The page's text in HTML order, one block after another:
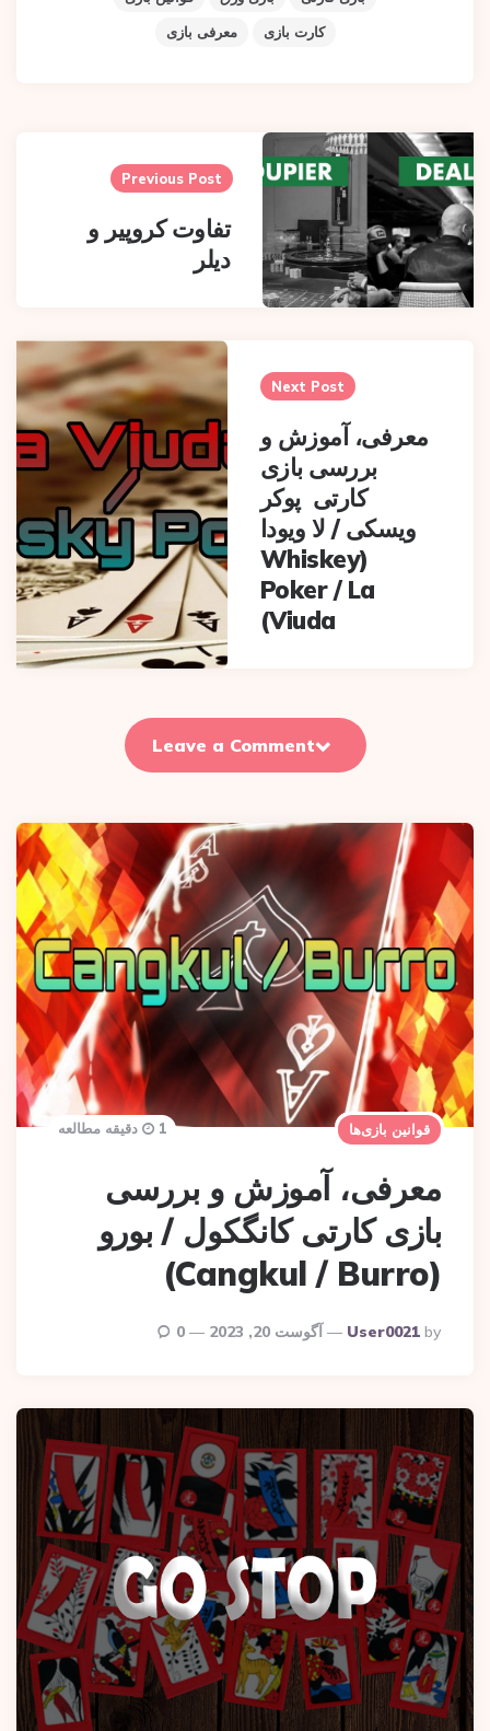
کارت بازی
معرفی بازی
Post
navigation
Previous Post
تفاوت کروپیر و
دیلر
Next Post
معرفی، آموزش و
بررسی بازی
کارتی پوکر
ویسکی / لا ویودا
(Whiskey
Poker / La
Viuda)
Leave a Comment
قوانین بازی‌ها
معرفی، آموزش و بررسی
بازی کارتی کانگکول / بورو
(Cangkul / Burro)
Posted
By
By
User0021 آگوست 20, 2023
1 دقیقه مطالعه
0